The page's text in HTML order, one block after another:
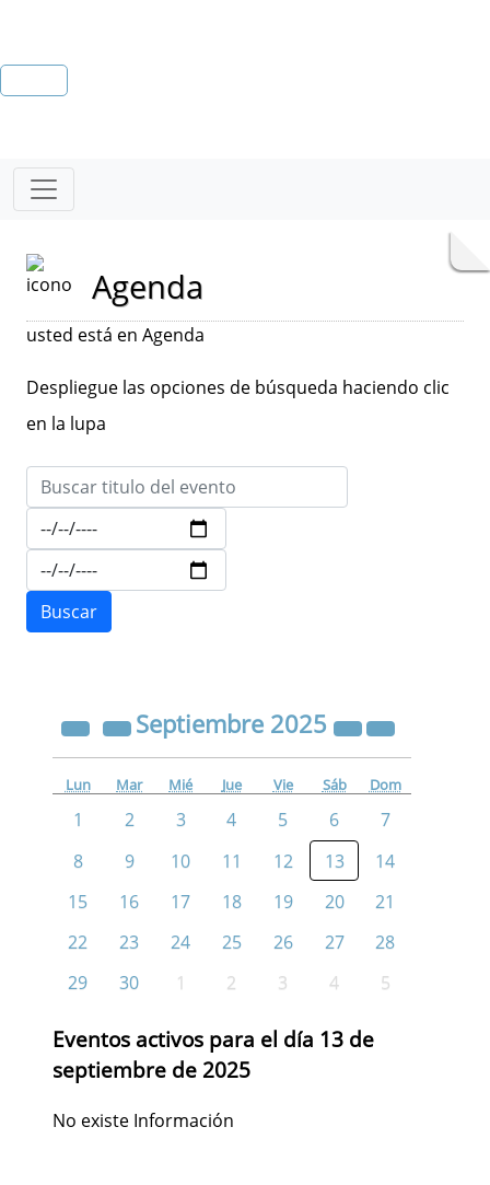
Agenda
usted está en Agenda
Despliegue las opciones de búsqueda haciendo clic
en la lupa
Septiembre 2025
Lun Mar Mié Jue Vie Sáb Dom
1 2 3 4 5 6
7
8
9 10 11 12 13
14
15
16 17 18 19 20
21
22
23 24 25 26 27
28
29
30 1 2 3 4 5
Eventos activos para el día 13 de
septiembre de 2025
No existe Información